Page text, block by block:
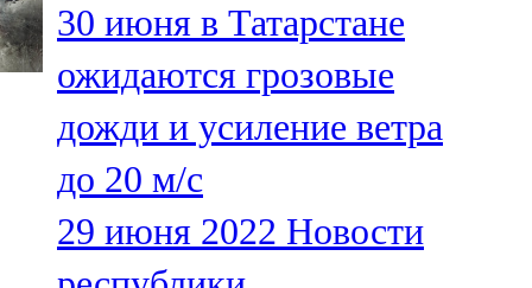
102,1 FM
Мамадыш
106,2 FM
Минзәлә
107,3 FM
30 июня в Татарстане
ожидаются грозовые
дожди и усиление ветра
до 20 м/с
29 июня 2022 Новости